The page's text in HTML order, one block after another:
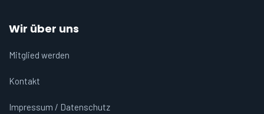
Wir über uns
Mitglied werden
Kontakt
Impressum / Datenschutz